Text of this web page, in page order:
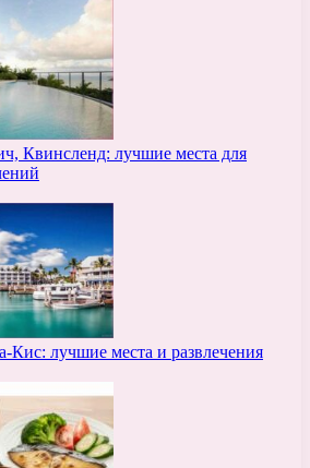
Квинсленд: лучшие места для
лучшие места и развлечения